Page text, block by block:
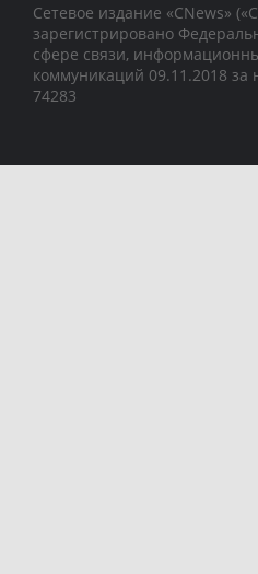
Сетевое издание «CNews»
зарегистрировано
сфере связи,
коммуникаций 09.11.2018
74283